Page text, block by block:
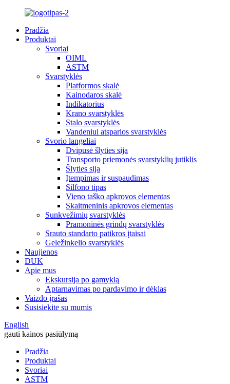
Pradžia
Produktai
Svoriai
OIML
ASTM
Svarstyklės
Platformos skalė
Kainodaros skalė
Indikatorius
Krano svarstyklės
Stalo svarstyklės
Vandeniui atsparios svarstyklės
Svorio langeliai
Dvipusė šlyties sija
Transporto priemonės svarstyklių jutiklis
Šlyties sija
Įtempimas ir suspaudimas
Silfono tipas
Vieno taško apkrovos elementas
Skaitmeninis apkrovos elementas
Sunkvežimių svarstyklės
Pramoninės grindų svarstyklės
Srauto standarto patikros įtaisai
Geležinkelio svarstyklės
Naujienos
DUK
Apie mus
Ekskursija po gamyklą
Aptarnavimas po pardavimo ir dėklas
Vaizdo įrašas
Susisiekite su mumis
English
gauti kainos pasiūlymą
Pradžia
Produktai
Svoriai
ASTM